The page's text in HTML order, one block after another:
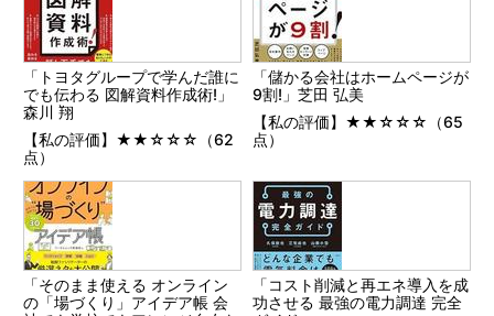
「トヨタグループで学んだ誰に
でも伝わる 図解資料作成術!」
森川 翔
【私の評価】★★☆☆☆（62
点）
「儲かる会社はホームページが
9割!」芝田 弘美
【私の評価】★★☆☆☆（65
点）
「そのまま使える オンライン
の「場づくり」アイデア帳 会
「コスト削減と再エネ導入を成
功させる 最強の電力調達 完全